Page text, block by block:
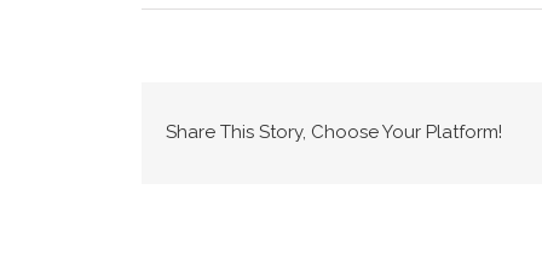
Share This Story, Choose Your Platform!